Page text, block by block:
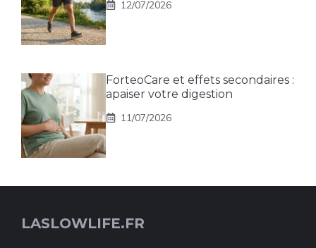
12/07/2026
ForteoCare et effets secondaires :
apaiser votre digestion
11/07/2026
LASLOWLIFE.FR